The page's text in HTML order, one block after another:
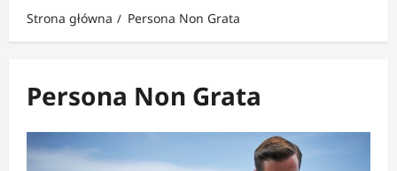
Strona główna Persona Non Grata
Persona Non Grata